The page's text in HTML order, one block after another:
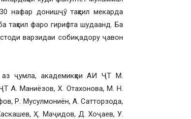
нафар донишҷӯ таҳсил мекарда
таҳсил фаро гирифта шудаанд. Ба
варзидаи собиқадору ҷавон
аз ҷумла, академикҳои АИ ҶТ М.
А. Маниёзов, Х. Отахонова, М. Н.
Р. Мусулмониён, А. Сатторзода,
Ҳ. Маҷидов, Д. Хоҷаев, У.